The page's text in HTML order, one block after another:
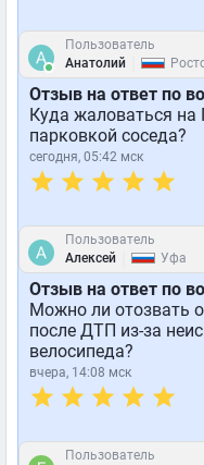
Пользователь
Анатолий
Отзыв на ответ по
Куда жаловаться
парковкой соседа?
сегодня, 05:42 мск
Пользователь
Алексей
Уфа
Отзыв на ответ по
Можно ли отозвать
после ДТП из-за
велосипеда?
вчера, 14:08 мск
Пользователь